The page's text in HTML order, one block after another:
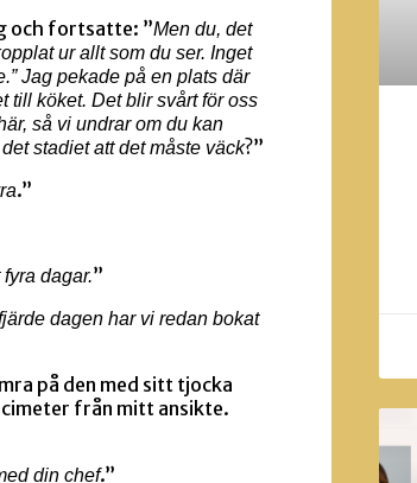
och fortsatte: ”Men du, det
ur allt som du ser. Inget
Jag pekade på en plats där
till köket. Det blir svårt för oss
så vi undrar om du kan
stadiet att det måste väck?”
.”
dagar.”
dagen har vi redan bokat
på den med sitt tjocka
från mitt ansikte.
din chef.”